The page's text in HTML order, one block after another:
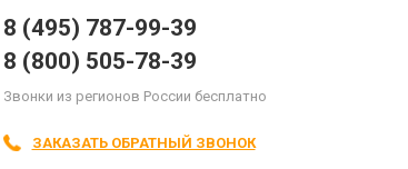
8 (495) 787-99-39
8 (800) 505-78-39
Звонки из регионов России бесплатно
ЗАКАЗАТЬ ОБРАТНЫЙ ЗВОНОК